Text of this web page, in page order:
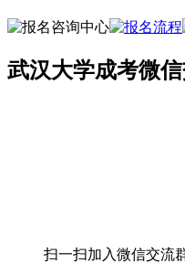
武汉大学成考微
扫一扫加入微信交流